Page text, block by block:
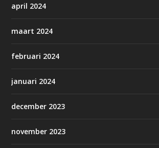
april 2024
maart 2024
februari 2024
januari 2024
december 2023
november 2023